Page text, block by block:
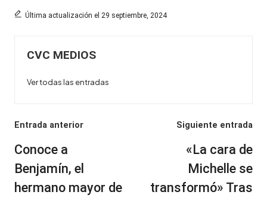
Última actualización el 29 septiembre, 2024
CVC MEDIOS
Ver todas las entradas
Navegación
de
entradas
Entrada anterior
Conoce a
Benjamín, el
hermano mayor de
Siguiente entrada
«La cara de
Michelle se
transformó» Tras